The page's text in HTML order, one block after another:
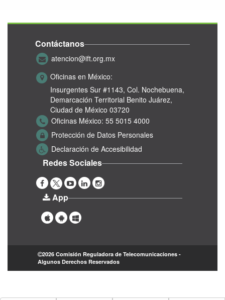
Contáctanos
atencion@ift.org.mx
Oficinas en México:
Insurgentes Sur #1143, Col. Nochebuena,
Demarcación Territorial Benito Juárez,
Ciudad de México 03720
Oficinas México: 55 5015 4000
Protección de Datos Personales
Declaración de Accesibilidad
Redes Sociales
App
2026 Comisión Reguladora de Telecomunicaciones -
Algunos Derechos Reservados